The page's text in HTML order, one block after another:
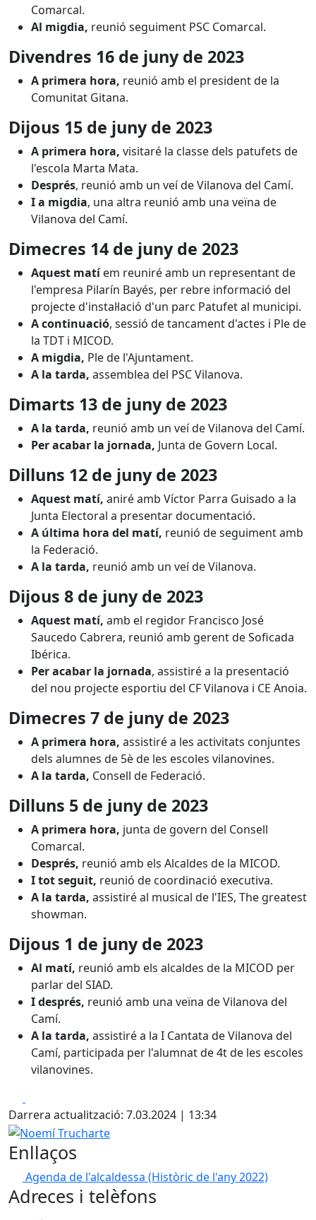
Comarcal.
Al migdia, reunió seguiment PSC Comarcal.
Divendres 16 de juny de 2023
A primera hora, reunió amb el president de la
Comunitat Gitana.
Dijous 15 de juny de 2023
A primera hora, visitaré la classe dels patufets de
l'escola Marta Mata.
Després, reunió amb un veí de Vilanova del Camí.
I a migdia, una altra reunió amb una veïna de
Vilanova del Camí.
Dimecres 14 de juny de 2023
Aquest matíem reuniré amb un representant de
l'empresa Pilarín Bayés, per rebre informació del
projecte d'instal·lació d'un parc Patufet al municipi.
A continuació, sessió de tancament d'actes i Ple de
la TDT i MICOD.
A migdia, Ple de l'Ajuntament.
A la tarda, assemblea del PSC Vilanova.
Dimarts 13 de juny de 2023
A la tarda, reunió amb un veí de Vilanova del Camí.
Per acabar la jornada, Junta de Govern Local.
Dilluns 12 de juny de 2023
Aquest matí, aniré amb Víctor Parra Guisado a la
Junta Electoral a presentar documentació.
A última hora del matí, reunió de seguiment amb
la Federació.
A la tarda, reunió amb un veí de Vilanova.
Dijous 8 de juny de 2023
Aquest matí, amb el regidor Francisco José
Saucedo Cabrera, reunió amb gerent de Soficada
Ibérica.
Per acabar la jornada, assistiré a la presentació
del nou projecte esportiu del CF Vilanova i CE Anoia.
Dimecres 7 de juny de 2023
A primera hora, assistiré a les activitats conjuntes
dels alumnes de 5è de les escoles vilanovines.
A la tarda, Consell de Federació.
Dilluns 5 de juny de 2023
A primera hora, junta de govern del Consell
Comarcal.
Després, reunió amb els Alcaldes de la MICOD.
I tot seguit, reunió de coordinació executiva.
A la tarda, assistiré al musical de l'IES, The greatest
showman.
Dijous 1 de juny de 2023
Al matí, reunió amb els alcaldes de la MICOD per
parlar del SIAD.
I després, reunió amb una veïna de Vilanova del
Camí.
A la tarda, assistiré a la I Cantata de Vilanova del
Camí, participada per l'alumnat de 4t de les escoles
vilanovines.
Darrera actualització: 7.03.2024 | 13:34
Noemí Trucharte
Enllaços
Agenda de l'alcaldessa (Històric de l'any 2022)
Adreces i telèfons